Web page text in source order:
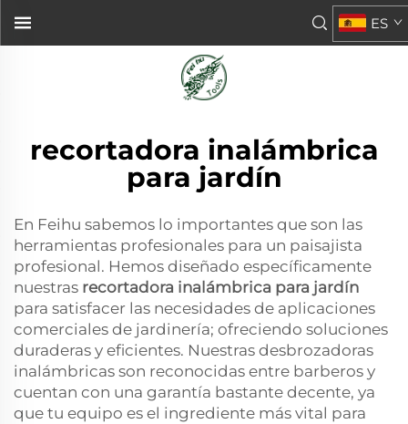
ES
recortadora inalámbrica
para jardín
En Feihu sabemos lo importantes que son las
herramientas profesionales para un paisajista
profesional. Hemos diseñado específicamente
nuestras recortadora inalámbrica para jardín
para satisfacer las necesidades de aplicaciones
comerciales de jardinería; ofreciendo soluciones
duraderas y eficientes. Nuestras desbrozadoras
inalámbricas son reconocidas entre barberos y
cuentan con una garantía bastante decente, ya
que tu equipo es el ingrediente más vital para